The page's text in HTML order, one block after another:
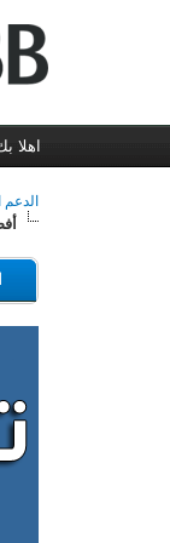
اهلا